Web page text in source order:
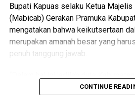
Bupati Kapuas selaku Ketua
(Mabicab) Gerakan Pramuka
mengatakan bahwa keikutsertaan
merupakan amanah besar yang
penuh tanggung jawab.
menunjukkan sikap disiplin, sopan
CONTINUE